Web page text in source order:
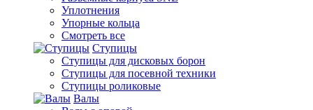
Уплотнения
Упорные кольца
Смотреть все
Ступицы
Ступицы для дисковых борон
Ступицы для посевной техники
Ступицы роликовые
Валы